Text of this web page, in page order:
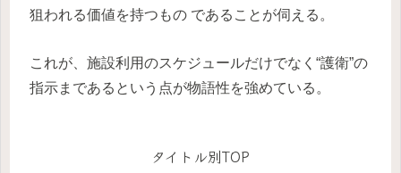
狙われる価値を持つもの であることが伺える。
これが、施設利用のスケジュールだけでなく“護衛”の
指示まであるという点が物語性を強めている。
タイトル別TOP